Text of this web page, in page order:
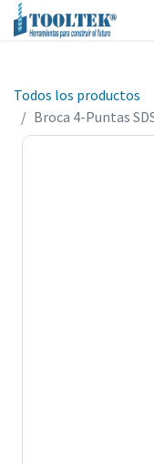
Todos los productos
Broca 4-Puntas